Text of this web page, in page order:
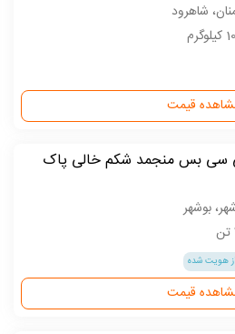
شاهرود
قیمت
سی بس منجمد شکم خالی پاک
بوشهر
هویت شده
قیمت